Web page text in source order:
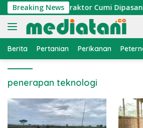
Langsung
ke
konten
Breaking News
Nelayan, Atraktor Cumi Dipasang di
Berita Pertanian Perikanan
penerapan teknologi